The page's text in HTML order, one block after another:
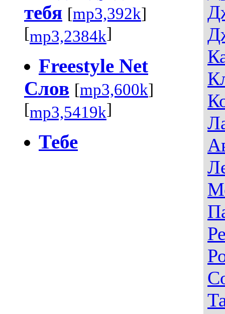
тебя [mp3,392k]
[mp3,2384k]
Freestyle Net
Слов [mp3,600k]
[mp3,5419k]
Тебе